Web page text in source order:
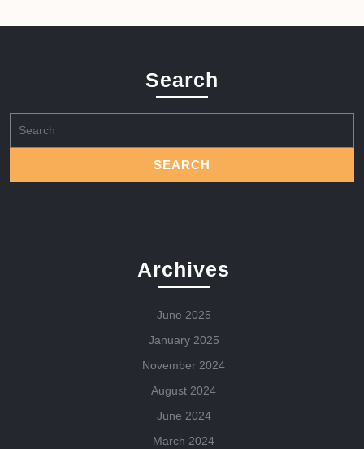
Search
for:
Archives
June 2025
January 2025
November 2024
August 2024
June 2024
March 2024